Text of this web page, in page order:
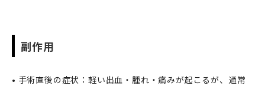
副作用
• 手術直後の症状：軽い出血・腫れ・痛みが起こるが、通常